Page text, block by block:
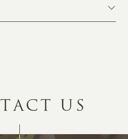
TACT US